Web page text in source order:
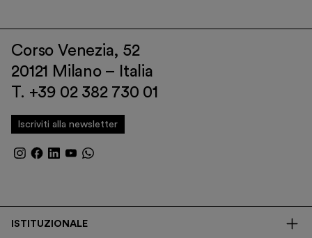
Corso Venezia, 52
20121 Milano – Italia
T. +39 02 382 730 01
Iscriviti alla newsletter
ISTITUZIONALE